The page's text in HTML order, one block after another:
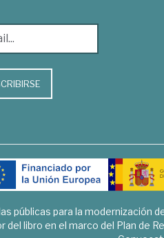
públicas para la modernización
del libro en el marco del Plan de